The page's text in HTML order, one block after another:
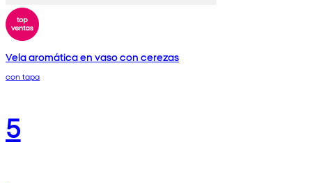
Vela aromática en vaso con cerezas
con tapa
5